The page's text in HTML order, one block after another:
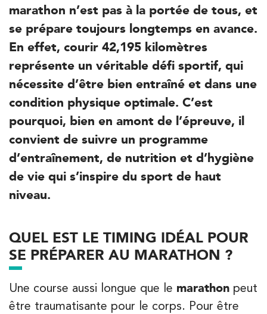
marathon n’est pas à la portée de tous, et
se prépare toujours longtemps en avance.
En effet, courir 42,195 kilomètres
représente un véritable défi sportif, qui
nécessite d’être bien entraîné et dans une
condition physique optimale. C’est
pourquoi, bien en amont de l’épreuve, il
convient de suivre un programme
d’entraînement, de nutrition et d’hygiène
de vie qui s’inspire du sport de haut
niveau.
QUEL EST LE TIMING IDÉAL POUR
SE PRÉPARER AU MARATHON ?
Une course aussi longue que le marathon peut
être traumatisante pour le corps. Pour être
Trouvez votre cabinet de
kinésithérapie IK
proche de chez vous :